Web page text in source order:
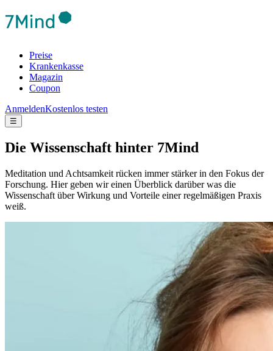
Preise
Krankenkasse
Magazin
Coupon
AnmeldenKostenlos testen
☰
Die Wis­sen­schaft hinter 7Mind
Meditation und Achtsamkeit rücken immer stärker in den Fokus der
Forschung. Hier geben wir einen Überblick darüber was die
Wissenschaft über Wirkung und Vorteile einer regelmäßigen Praxis
weiß.